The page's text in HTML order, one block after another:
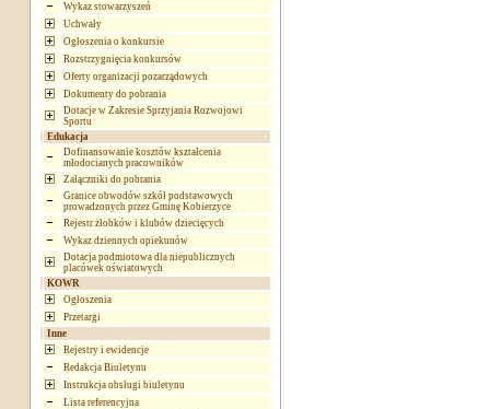
Wykaz stowarzyszeń
Uchwały
Ogłoszenia o konkursie
Rozstrzygnięcia konkursów
Oferty organizacji pozarządowych
Dokumenty do pobrania
Dotacje w Zakresie Sprzyjania Rozwojowi
Sportu
Edukacja
Dofinansowanie kosztów kształcenia
młodocianych pracowników
Załączniki do pobrania
Granice obwodów szkół podstawowych
prowadzonych przez Gminę Kobierzyce
Rejestr żłobków i klubów dziecięcych
Wykaz dziennych opiekunów
Dotacja podmiotowa dla niepublicznych
placówek oświatowych
KOWR
Ogłoszenia
Przetargi
Inne
Rejestry i ewidencje
Redakcja Biuletynu
Instrukcja obsługi biuletynu
Lista referencyjna